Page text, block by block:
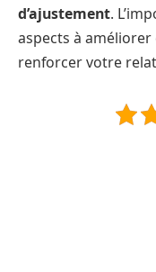
d’ajustement.
aspects à
renforcer votre